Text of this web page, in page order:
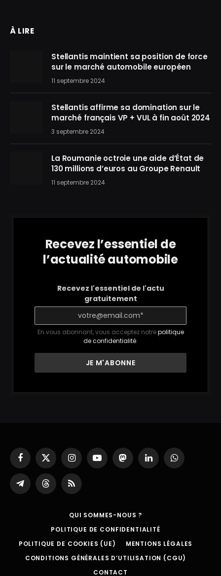
À LIRE
Stellantis maintient sa position de force
sur le marché automobile européen
11 septembre 2024
Stellantis affirme sa domination sur le
marché français VP + VUL à fin août 2024
3 septembre 2024
La Roumanie octroie une aide d’État de
130 millions d’euros au Groupe Renault
11 septembre 2024
Recevez l’essentiel de
l’actualité automobile
Recevez l'essentiel de l'actu
gratuitement
En vous abonnant, vous acceptez notrepolitique
de confidentialité.
Facebook
X
(Twitter)
InstagramYouTubeMastodonLinkedInWhatsApp
Partager
sur
ThreadsRSS
QUI SOMMES-NOUS ?
POLITIQUE DE CONFIDENTIALITÉ
POLITIQUE DE COOKIES (UE)
MENTIONS LÉGALES
CONDITIONS GÉNÉRALES D’UTILISATION (CGU)
CONTACT